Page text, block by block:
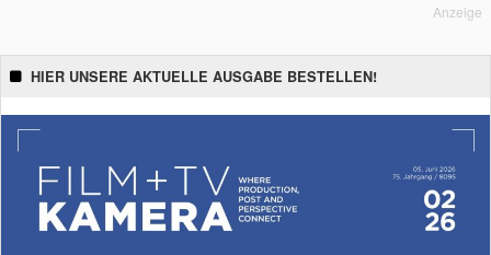
Anzeige
HIER UNSERE AKTUELLE AUSGABE BESTELLEN!